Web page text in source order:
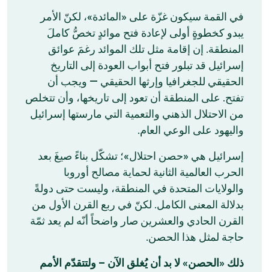
في القمة سيكون غزّة على «المائدة»، لكنّ الأمر
يبدو كخطوةٍ أولى لإعادة فتح موائدٍ تخصُّ كاملَ
المنطقة. إن إقامة مثل تلك الموائد رغمَ عوائق
إسرائيل قد تبلور فتح أبواب العودة إلى التاريخ
الحقيقي للجغرافيا وإرثها الحقيقي — ويجب أن
تفتح. على المنطقة أن تعود إلى تاريخها، وأن تتخلص
من الاحتلال الذهني والتعمية التي مارستها إسرائيل
واليهود على الوعي العام.
إسرائيل هي «حصن احتلال»؛ تشكّل بناءً صيغَ بعد
الحرب العالمية الثانية لحماية مصالح أوروبا
والولايات المتحدة في المنطقة، وليست حتى دولةً
بدلالة المعنى الكامل. لكنّ في ربع القرن الأول من
القرن الحادي والعشرين صار واضحاً أنّه لم يعد ثمّة
حاجة لمثل هذا الحصن.
ذلك «الحصن» لا بد أن يُغلق الآن – ولتتقدّم الأمم